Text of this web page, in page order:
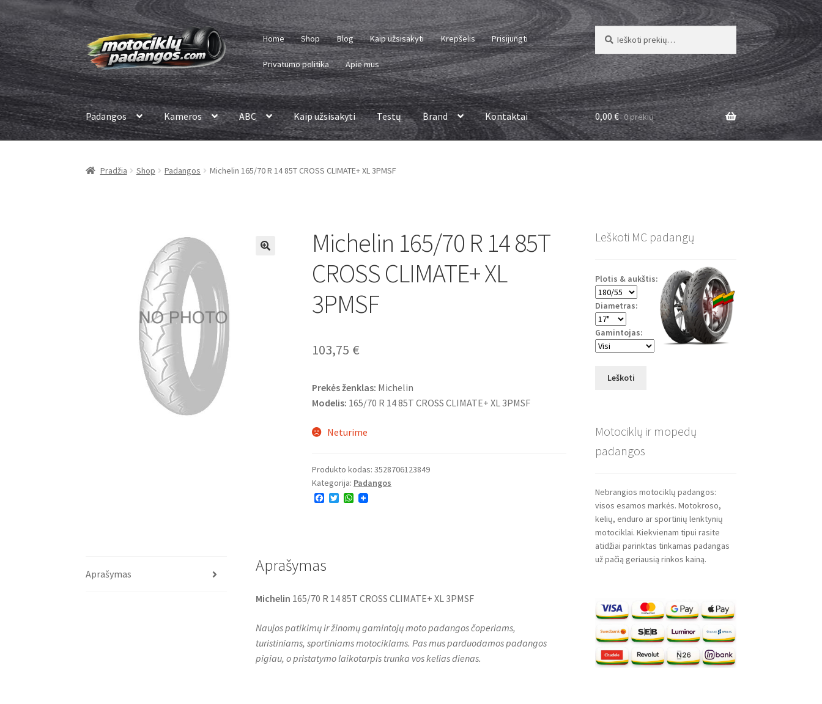
Pereiti
prie
meniu
Pereiti
prie
turinio
Home Shop Blog Kaip užsisakyti Krepšelis Prisijungti
Privatumo politika Apie mus
Ieškoti:
Ieškoti
Padangos Kameros ABC Kaip užsisakyti Testų Brand Kontaktai 0,00€ 0 prekių
Pradžia Shop Padangos Michelin 165/70 R 14 85T CROSS CLIMATE+ XL 3PMSF
Michelin 165/70 R 14 85T
CROSS CLIMATE+ XL
3PMSF
103,75 €
Prekės ženklas: Michelin
Modelis: 165/70 R 14 85T CROSS CLIMATE+ XL 3PMSF
Neturime
Produkto kodas:3528706123849
Kategorija: Padangos
F
k
T
W
Aprašymas Aprašymas
Michelin 165/70 R 14 85T CROSS CLIMATE+ XL 3PMSF
Naujos patikimų ir žinomų gamintojų moto padangos čoperiams,
turistiniams, sportiniams motociklams. Pas mus parduodamos padangos
pigiau, o pristatymo laikotarpis trunka vos kelias dienas.
Leškoti MC padangų
Plotis & aukštis:
Diametras:
Gamintojas:
Leškoti
Motociklų ir mopedų
padangos
Nebrangios motociklų padangos:
visos esamos markės. Motokroso,
kelių, enduro ar sportinių lenktynių
motociklai. Kiekvienam tipui rasite
atidžiai parinktas tinkamas padangas
už pačią geriausią rinkos kainą.